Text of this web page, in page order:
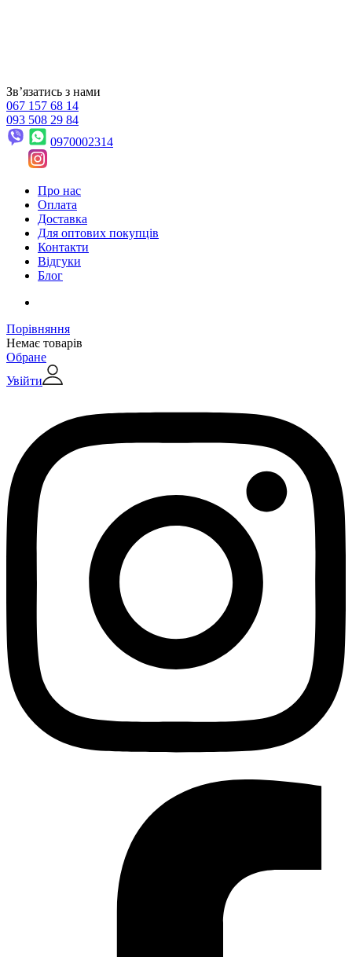
Звʼязатись з нами
067 157 68 14
093 508 29 84
0970002314
Про нас
Оплата
Доставка
Для оптових покупців
Контакти
Відгуки
Блог
Порівняння
Немає товарів
Обране
Увійти